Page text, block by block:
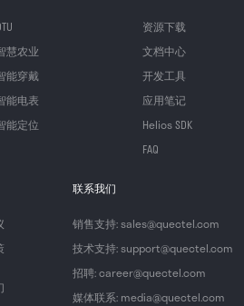
慧农业
能穿戴
能电表
能定位
资源下载
文档中心
开发工具
应用笔记
Helios SDK
FAQ
联系我们
销售支持: sales@quectel.com
技术支持: support@quectel.com
招聘: career@quectel.com
媒体联系: media@quectel.com